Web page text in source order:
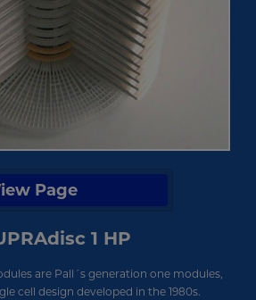
Page
1 HP
are Pall´s generation one modules,
cell design developed in the 1980s.